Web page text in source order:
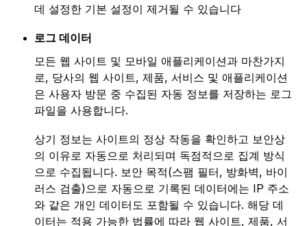
데 설정한 기본 설정이 제거될 수 있습니다
로그 데이터
모든 웹 사이트 및 모바일 애플리케이션과 마찬가지
로, 당사의 웹 사이트, 제품, 서비스 및 애플리케이션
은 사용자 방문 중 수집된 자동 정보를 저장하는 로그
파일을 사용합니다.
상기 정보는 사이트의 정상 작동을 확인하고 보안상
의 이유로 자동으로 처리되며 독점적으로 집계 방식
으로 수집됩니다. 보안 목적(스팸 필터, 방화벽, 바이
러스 검출)으로 자동으로 기록된 데이터에는 IP 주소
와 같은 개인 데이터도 포함될 수 있습니다. 해당 데
이터는 적용 가능한 법률에 따라 웹 사이트, 제품, 서